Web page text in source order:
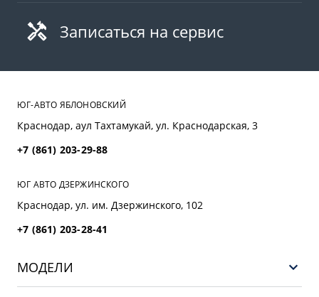
Записаться на сервис
ЮГ-АВТО ЯБЛОНОВСКИЙ
Краснодар, аул Тахтамукай, ул. Краснодарская, 3
+7 (861) 203-29-88
ЮГ АВТО ДЗЕРЖИНСКОГО
Краснодар, ул. им. Дзержинского, 102
+7 (861) 203-28-41
МОДЕЛИ